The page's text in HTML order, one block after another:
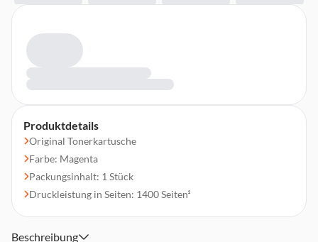
Produktdetails
Original Tonerkartusche
Farbe: Magenta
Packungsinhalt: 1 Stück
Druckleistung in Seiten: 1400 Seiten¹
Beschreibung